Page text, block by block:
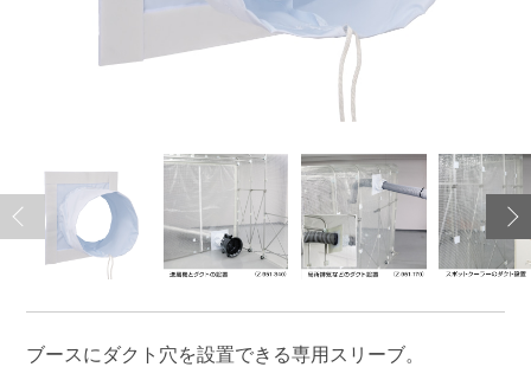
ブースにダクト穴を設置できる専用スリーブ。